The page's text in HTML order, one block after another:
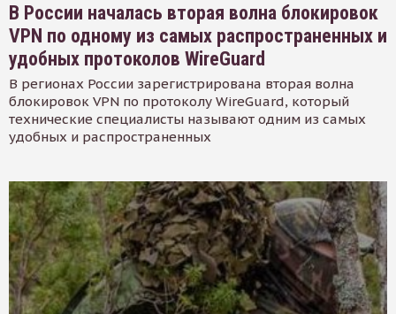
В России началась вторая волна блокировок
VPN по одному из самых распространенных и
удобных протоколов WireGuard
В регионах России зарегистрирована вторая волна
блокировок VPN по протоколу WireGuard, который
технические специалисты называют одним из самых
удобных и распространенных